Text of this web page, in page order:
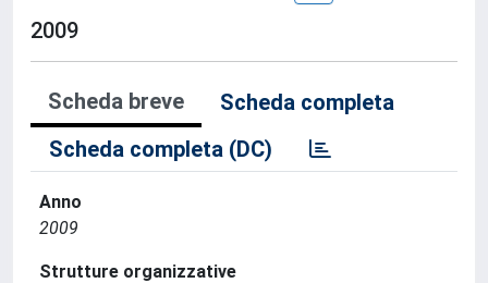
2009
Scheda breve
Scheda completa
Scheda completa (DC)
Anno
2009
Strutture organizzative